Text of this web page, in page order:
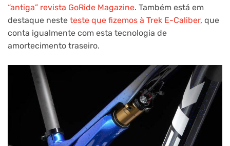
“antiga” revista GoRide Magazine. Também está em
destaque neste teste que fizemos à Trek E-Caliber, que
conta igualmente com esta tecnologia de
amortecimento traseiro.